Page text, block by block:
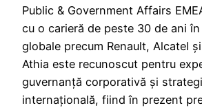
Public & Government Affairs
cu o carieră de peste 30 de ani
globale precum Renault, Alcatel
Athia este recunoscut pentru
guvernanță corporativă și
internațională, fiind în prezent